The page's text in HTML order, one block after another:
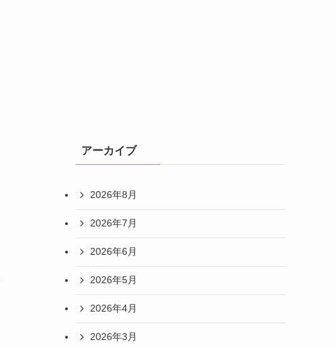
アーカイブ
2026年8月
2026年7月
2026年6月
2026年5月
2026年4月
2026年3月